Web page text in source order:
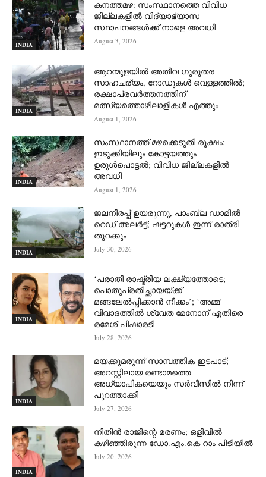
INDIA
കനത്തമഴ: സംസ്ഥാനത്തെ വിവിധ
ജില്ലകളിൽ വിദ്യാഭ്യാസ
സ്ഥാപനങ്ങൾക്ക് നാളെ അവധി
August 3, 2026
INDIA
ആറന്മുളയില്‍ അതീവ ഗുരുതര
സാഹചര്യം, റോഡുകള്‍ വെള്ളത്തില്‍;
രക്ഷാപ്രവര്‍ത്തനത്തിന്
മത്സ്യത്തൊഴിലാളികള്‍ എത്തും
August 1, 2026
INDIA
സംസ്ഥാനത്ത് മഴക്കെടുതി രൂക്ഷം;
ഇടുക്കിയിലും കോട്ടയത്തും
ഉരുള്‍പൊട്ടല്‍; വിവിധ ജില്ലകളില്‍
അവധി
August 1, 2026
INDIA
ജലനിരപ്പ് ഉയരുന്നു, പാംബ്ല ഡാമിൽ
റെഡ് അലർട്ട്; ഷട്ടറുകൾ ഇന്ന് രാത്രി
തുറക്കും
July 30, 2026
INDIA
‘പരാതി രാഷ്ട്രീയ ലക്ഷ്യത്തോടെ;
പൊതുപ്രതിച്ഛായയ്ക്ക്
മങ്ങലേല്‍പ്പിക്കാന്‍ നീക്കം’; ‘അമ്മ’
വിവാദത്തില്‍ ശ്വേത മേനോന് എതിരെ
രമേശ് പിഷാരടി
July 28, 2026
INDIA
മയക്കുമരുന്ന് സാമ്പത്തിക ഇടപാട്;
അറസ്റ്റിലായ രണ്ടാമത്തെ
അധ്യാപികയെയും സർവീസിൽ നിന്ന്
പുറത്താക്കി
July 27, 2026
INDIA
നിതിൻ രാജിന്റെ മരണം; ഒളിവിൽ
കഴിഞ്ഞിരുന്ന ഡോ.എം.കെ റാം പിടിയിൽ
July 20, 2026